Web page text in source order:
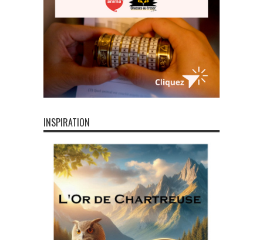
INSPIRATION